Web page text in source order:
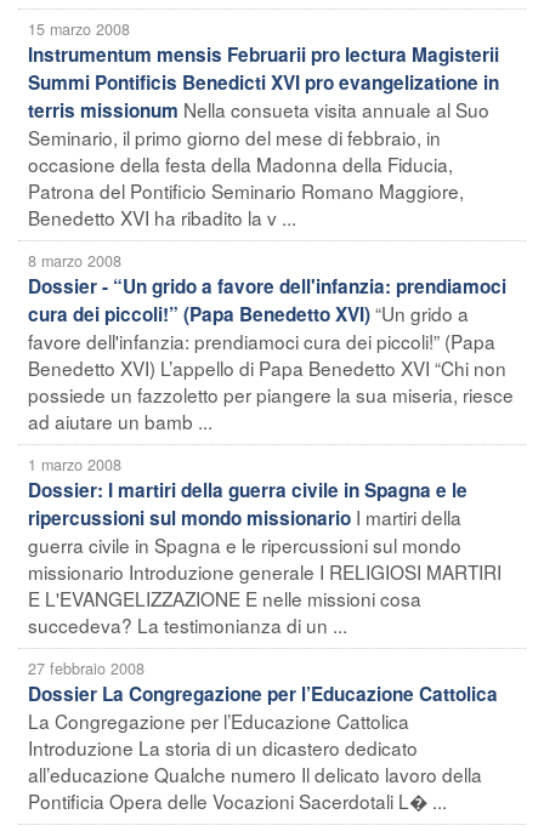
15 marzo 2008
Instrumentum mensis Februarii pro lectura Magisterii
Summi Pontificis Benedicti XVI pro evangelizatione in
terris missionum Nella consueta visita annuale al Suo
Seminario, il primo giorno del mese di febbraio, in
occasione della festa della Madonna della Fiducia,
Patrona del Pontificio Seminario Romano Maggiore,
Benedetto XVI ha ribadito la v ...
8 marzo 2008
Dossier - “Un grido a favore dell'infanzia: prendiamoci
cura dei piccoli!” (Papa Benedetto XVI)“Un grido a
favore dell'infanzia: prendiamoci cura dei piccoli!” (Papa
Benedetto XVI) L’appello di Papa Benedetto XVI “Chi non
possiede un fazzoletto per piangere la sua miseria, riesce
ad aiutare un bamb ...
1 marzo 2008
Dossier: I martiri della guerra civile in Spagna e le
ripercussioni sul mondo missionario I martiri della
guerra civile in Spagna e le ripercussioni sul mondo
missionario Introduzione generale I RELIGIOSI MARTIRI
E L'EVANGELIZZAZIONE E nelle missioni cosa
succedeva? La testimonianza di un ...
27 febbraio 2008
Dossier La Congregazione per l’Educazione Cattolica
La Congregazione per l’Educazione Cattolica
Introduzione La storia di un dicastero dedicato
all’educazione Qualche numero Il delicato lavoro della
Pontificia Opera delle Vocazioni Sacerdotali L� ...